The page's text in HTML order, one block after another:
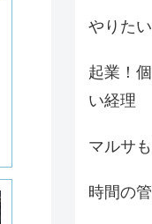
やりた
起業！
い経理
マルサ
時間の